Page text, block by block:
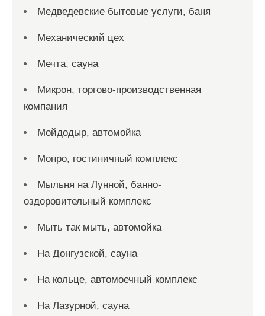
Медведевские бытовые услуги, баня
Механический цех
Мечта, сауна
Микрон, торгово-производственная
компания
Мойдодыр, автомойка
Монро, гостиничный комплекс
Мыльня на Лунной, банно-
оздоровительный комплекс
Мыть так мыть, автомойка
На Донгузской, сауна
На кольце, автомоечный комплекс
На Лазурной, сауна